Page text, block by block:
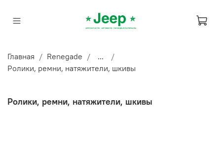
Главная Renegade
...
Ролики, ремни, натяжители, шкивы
Ролики, ремни, натяжители, шкивы